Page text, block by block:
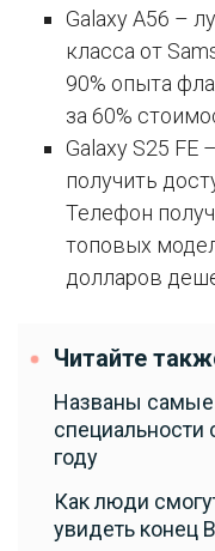
Galaxy A56 –
класса от
90% опыта
за 60%
Galaxy S25
получить
Телефон
топовых
долларов
Читайте
Названы
году
Как люди
увидеть конец